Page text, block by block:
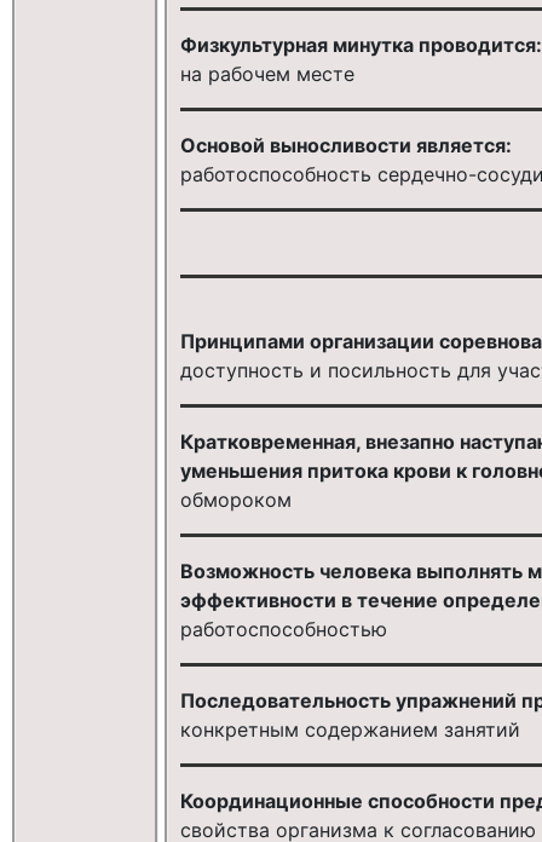
Физкультурная минутка проводится:
на рабочем месте
Основой выносливости является:
работоспособность сердечно-
Принципами организации
доступность и посильность для
Кратковременная, внезапно
уменьшения притока крови к
обмороком
Возможность человека выполнять
эффективности в течение
работоспособностью
Последовательность упражнений
конкретным содержанием занятий
Координационные способности
свойства организма к